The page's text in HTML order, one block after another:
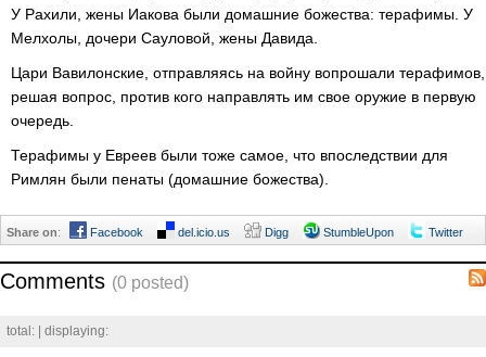
У Рахили, жены Иакова были домашние божества: терафимы. У
Мелхолы, дочери Сауловой, жены Давида.
Цари Вавилонские, отправляясь на войну вопрошали терафимов,
решая вопрос, против кого направлять им свое оружие в первую
очередь.
Терафимы у Евреев были тоже самое, что впоследствии для
Римлян были пенаты (домашние божества).
Share on: Facebook del.icio.us Digg StumbleUpon Twitter
Comments (0 posted)
total: | displaying: